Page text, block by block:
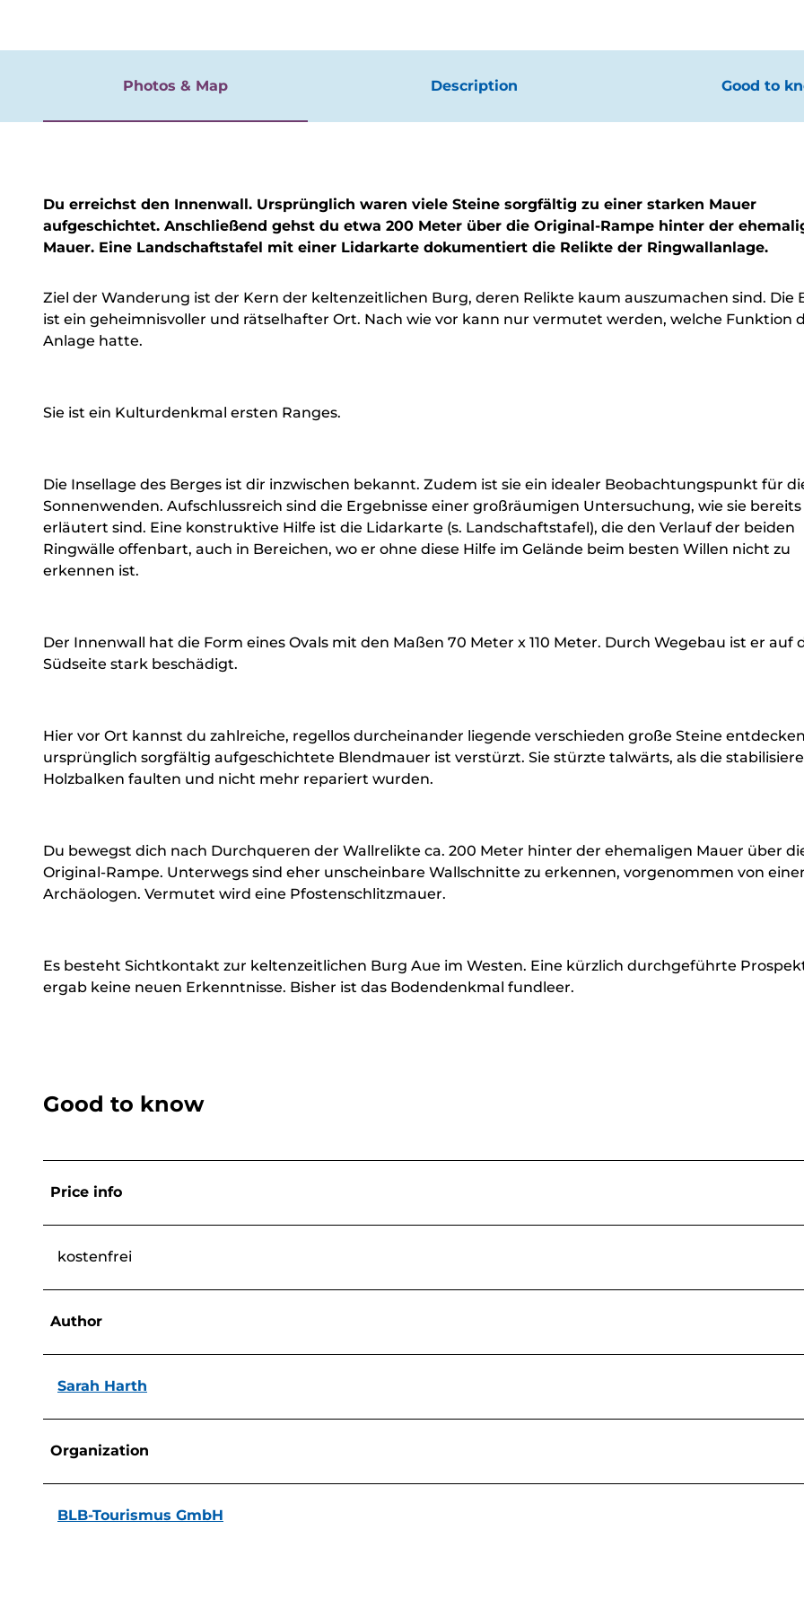
Photos & Map Description Good to
Du erreichst den Innenwall. Ursprünglich waren viele Steine sorgfältig zu einer starken Mauer
aufgeschichtet. Anschließend gehst du etwa 200 Meter über die Original-Rampe hinter der
Mauer. Eine Landschaftstafel mit einer Lidarkarte dokumentiert die Relikte der Ringwallanlage.
Ziel der Wanderung ist der Kern der keltenzeitlichen Burg, deren Relikte kaum auszumachen sind. Die
ist ein geheimnisvoller und rätselhafter Ort. Nach wie vor kann nur vermutet werden, welche Funktion
Anlage hatte.
Sie ist ein Kulturdenkmal ersten Ranges.
Die Insellage des Berges ist dir inzwischen bekannt. Zudem ist sie ein idealer Beobachtungspunkt für
Sonnenwenden. Aufschlussreich sind die Ergebnisse einer großräumigen Untersuchung, wie sie bereits
erläutert sind. Eine konstruktive Hilfe ist die Lidarkarte (s. Landschaftstafel), die den Verlauf der beiden
Ringwälle offenbart, auch in Bereichen, wo er ohne diese Hilfe im Gelände beim besten Willen nicht zu
erkennen ist.
Der Innenwall hat die Form eines Ovals mit den Maßen 70 Meter x 110 Meter. Durch Wegebau ist er auf
Südseite stark beschädigt.
Hier vor Ort kannst du zahlreiche, regellos durcheinander liegende verschieden große Steine
ursprünglich sorgfältig aufgeschichtete Blendmauer ist verstürzt. Sie stürzte talwärts, als die
Holzbalken faulten und nicht mehr repariert wurden.
Du bewegst dich nach Durchqueren der Wallrelikte ca. 200 Meter hinter der ehemaligen Mauer über
Original-Rampe. Unterwegs sind eher unscheinbare Wallschnitte zu erkennen, vorgenommen von
Archäologen. Vermutet wird eine Pfostenschlitzmauer.
Es besteht Sichtkontakt zur keltenzeitlichen Burg Aue im Westen. Eine kürzlich durchgeführte
ergab keine neuen Erkenntnisse. Bisher ist das Bodendenkmal fundleer.
Good to know
Price info
kostenfrei
Author
Sarah Harth
Organization
BLB-Tourismus GmbH